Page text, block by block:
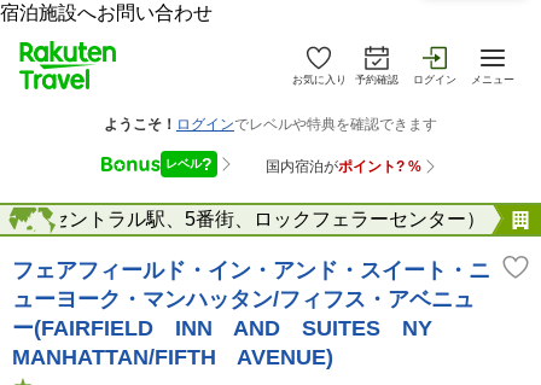
宿泊施設へお問い合わせ
お気に入り 予約確認 ログイン メニュー
ンドセントラル駅、5番街、ロックフェラーセンター）
海外
フェアフィールド・イン・アンド・スイート・ニ
ューヨーク・マンハッタン/フィフス・アベニュ
ー(FAIRFIELD INN AND SUITES NY
MANHATTAN/FIFTH AVENUE)